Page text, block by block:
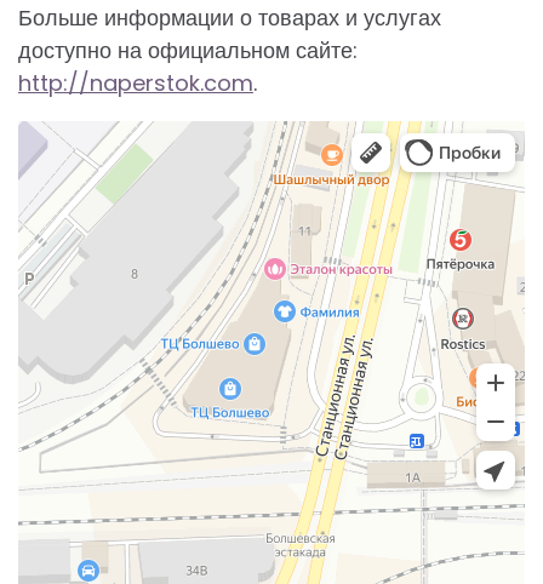
Больше информации о товарах и услугах
доступно на официальном сайте:
http://naperstok.com.